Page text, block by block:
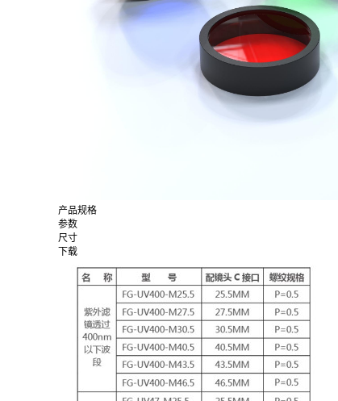
产品规格
参数
尺寸
下载